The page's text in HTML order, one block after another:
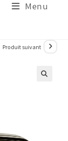
Menu
Produit suivant